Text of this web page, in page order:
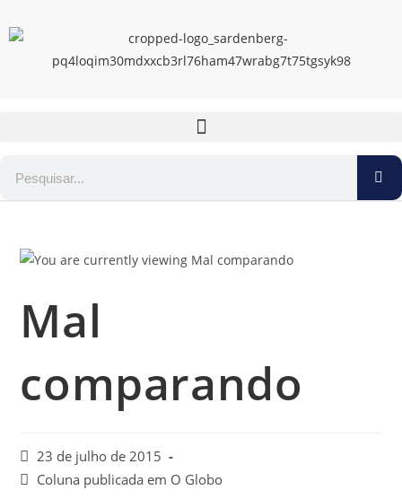
Mal
comparando
23 de julho de 2015
Coluna publicada em O Globo